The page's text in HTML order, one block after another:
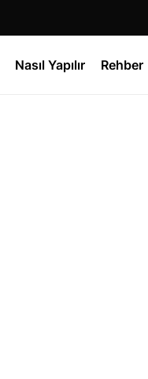
Nasıl Yapılır Rehber